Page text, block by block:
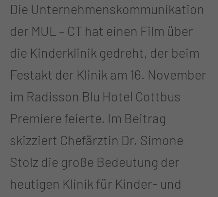
Die Unternehmenskommunikation
der MUL – CT hat einen Film über
die Kinderklinik gedreht, der beim
Festakt der Klinik am 16. November
im Radisson Blu Hotel Cottbus
Premiere feierte. Im Beitrag
skizziert Chefärztin Dr. Simone
Stolz die große Bedeutung der
heutigen Klinik für Kinder- und